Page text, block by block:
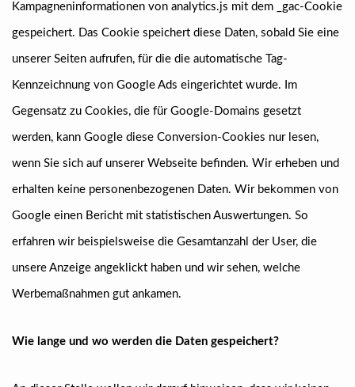
Kampagneninformationen von analytics.js mit dem _gac-Cookie
gespeichert. Das Cookie speichert diese Daten, sobald Sie eine
unserer Seiten aufrufen, für die die automatische Tag-
Kennzeichnung von Google Ads eingerichtet wurde. Im
Gegensatz zu Cookies, die für Google-Domains gesetzt
werden, kann Google diese Conversion-Cookies nur lesen,
wenn Sie sich auf unserer Webseite befinden. Wir erheben und
erhalten keine personenbezogenen Daten. Wir bekommen von
Google einen Bericht mit statistischen Auswertungen. So
erfahren wir beispielsweise die Gesamtanzahl der User, die
unsere Anzeige angeklickt haben und wir sehen, welche
Werbemaßnahmen gut ankamen.
Wie lange und wo werden die Daten gespeichert?